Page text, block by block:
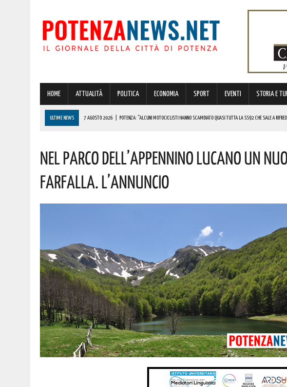
HOME ATTUALITÀ POLITICA ECONOMIA SPORT EVENTI STORIA E
ULTIME NEWS 7 AGOSTO 2026 POTENZA: “ALCUNI MOTOCICLISTI HANNO SCAMBIATO QUASI TUTTA LA SS92 CHE SALE A
A CARBONE SPICCA IL TARTUFO BIANCO: COSÌ L’ALSIA LANCIA UN AVVISO PUBBLICO PER VALORIZZARLO RIVOLTO A
7 AGOSTO 2026 | DALLA REGIONE VIA LIBERA ALLA REALIZZAZIONE A PICERNO E MELFI DI SISTEMI DI ACCUMULO DI ENERGIA
7 AGOSTO 2026 BENZINA ANNACQUATA E GASOLIO SPORCO, UN IMPIANTO SU CINQUE NON È IN REGOLA: “IL PROBLEMA RIGUARDA
Nel Parco Dell’Appennino Lucano Un
Farfalla. L’annuncio